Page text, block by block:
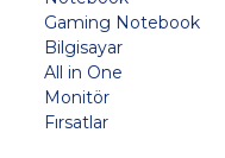
Gaming Notebook
Bilgisayar
All in One
Monitör
Fırsatlar